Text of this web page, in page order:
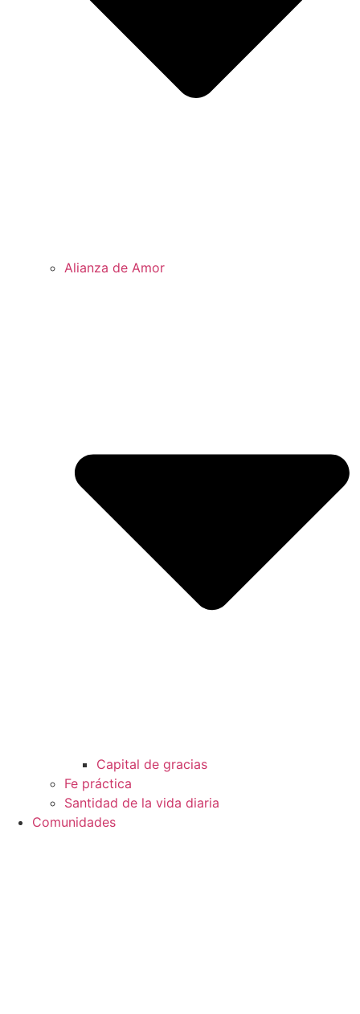
Alianza de Amor
Capital de gracias
Fe práctica
Santidad de la vida diaria
Comunidades